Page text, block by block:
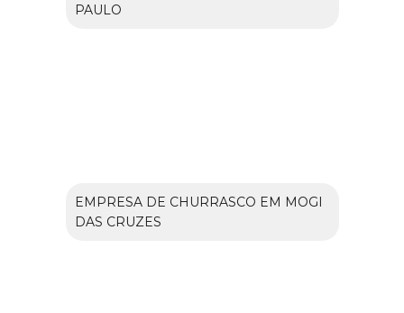
PAULO
EMPRESA DE CHURRASCO EM MOGI
DAS CRUZES